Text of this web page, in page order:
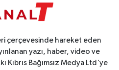
çerçevesinde hareket eden
yazı, haber, video ve
Kıbrıs Bağımsız Medya Ltd'ye